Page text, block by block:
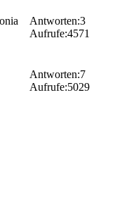
Antworten:3
Aufrufe:4571
Antworten:7
Aufrufe:5029